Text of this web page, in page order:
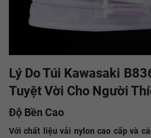
Lý Do Túi Kawasaki
Tuyệt Vời Cho Người
Độ Bền Cao
Với chất liệu vải nylon cao cấp và